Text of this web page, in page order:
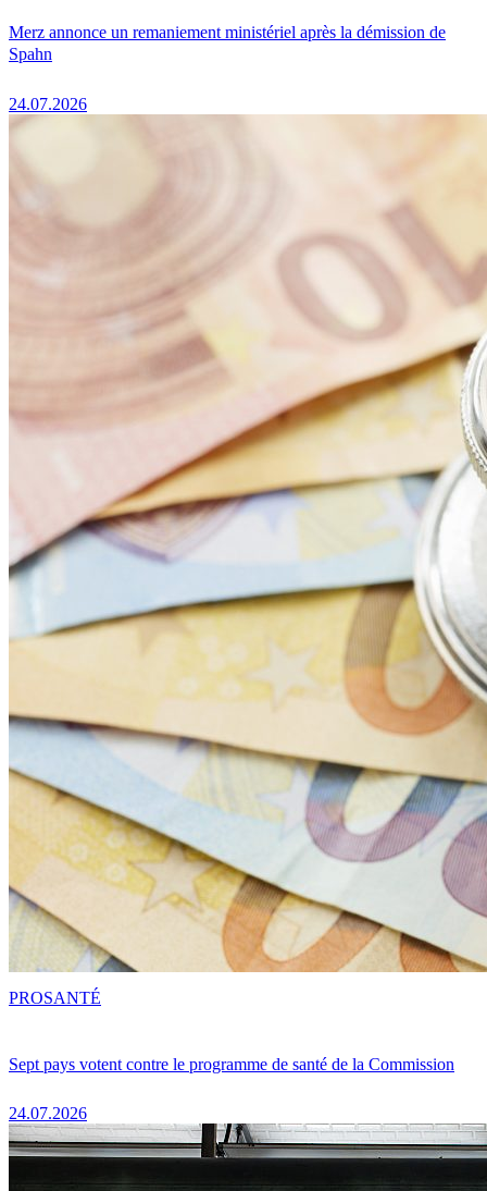
Merz annonce un remaniement ministériel après la démission de
Spahn
24.07.2026
Sept pays votent contre le programme de santé de la Commission
24.07.2026
PROSANTÉ